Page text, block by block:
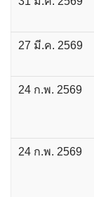
ทำเนียบผู้บริหาร
บริการ Online
ฝ่ายบริหารสถ
สถิติผู้เข้าเยี่ย
โรงเรียนหัวต
27 มี.ค. 2569
24 ก.พ. 2569
24 ก.พ. 2569